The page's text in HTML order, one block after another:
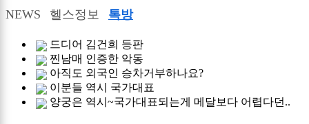
NEWS 헬스정보 톡방
드디어 김건희 등판
찐남매 인증한 악동
아직도 외국인 승차거부하나요?
이분들 역시 국가대표
양궁은 역시~국가대표되는게 메달보다 어렵다던..